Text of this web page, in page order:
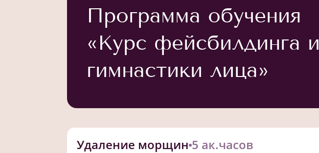
Программа обучения
«Курс фейсбилдинга и
гимнастики лица»
Удаление морщин 5 ак.часов